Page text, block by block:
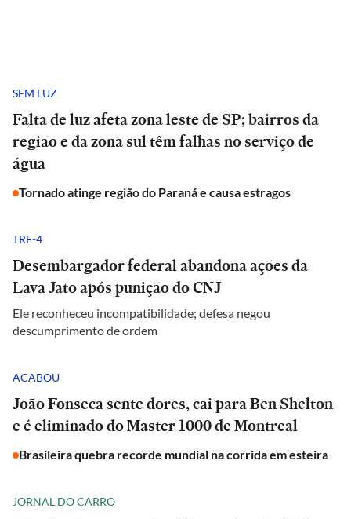
SEM LUZ
Falta de luz afeta zona leste de SP; bairros da
região e da zona sul têm falhas no serviço de
água
Tornado atinge região do Paraná e causa estragos
TRF-4
Desembargador federal abandona ações da
Lava Jato após punição do CNJ
Ele reconheceu incompatibilidade; defesa negou
descumprimento de ordem
ACABOU
João Fonseca sente dores, cai para Ben Shelton
e é eliminado do Master 1000 de Montreal
Brasileira quebra recorde mundial na corrida em esteira
JORNAL DO CARRO